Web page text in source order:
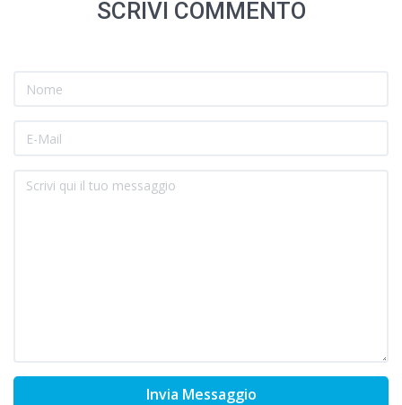
SCRIVI COMMENTO
Invia Messaggio